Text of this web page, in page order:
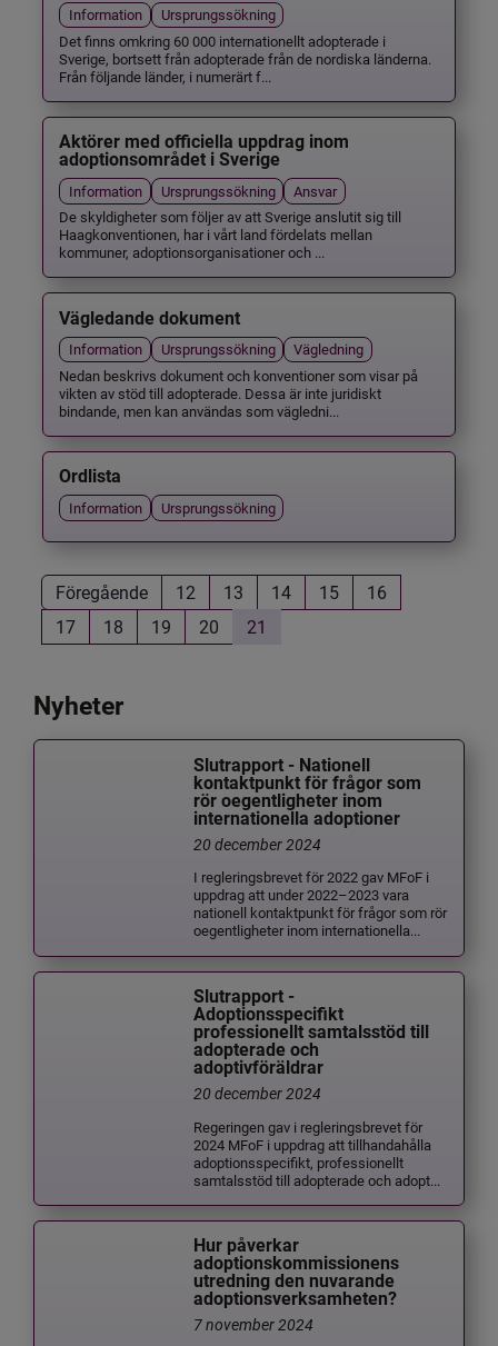
Information
Ursprungssökning
Det finns omkring 60 000 internationellt adopterade i
Sverige, bortsett från adopterade från de nordiska länderna.
Från följande länder, i numerärt f...
Aktörer med officiella uppdrag inom
adoptionsområdet i Sverige
Information Ursprungssökning
Ansvar
De skyldigheter som följer av att Sverige anslutit sig till
Haagkonventionen, har i vårt land fördelats mellan
kommuner, adoptionsorganisationer och ...
Vägledande dokument
Information Ursprungssökning
Vägledning
Nedan beskrivs dokument och konventioner som visar på
vikten av stöd till adopterade. Dessa är inte juridiskt
bindande, men kan användas som vägledni...
Ordlista
Information Ursprungssökning
Föregående 12 13 14 15
16
17
18 19 20 21
Nyheter
Slutrapport - Nationell
kontaktpunkt för frågor som
rör oegentligheter inom
internationella adoptioner
20 december 2024
I regleringsbrevet för 2022 gav MFoF i
uppdrag att under 2022–2023 vara
nationell kontaktpunkt för frågor som rör
oegentligheter inom internationella...
Slutrapport -
Adoptionsspecifikt
professionellt samtalsstöd till
adopterade och
adoptivföräldrar
20 december 2024
Regeringen gav i regleringsbrevet för
2024 MFoF i uppdrag att tillhandahålla
adoptionsspecifikt, professionellt
samtalsstöd till adopterade och adopt...
Hur påverkar
adoptionskommissionens
utredning den nuvarande
adoptionsverksamheten?
7 november 2024